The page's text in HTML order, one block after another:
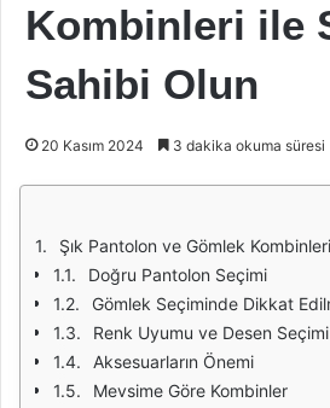
Kombinleri ile
Sahibi Olun
20 Kasım 2024 3 dakika okuma süresi
Şık Pantolon ve Gömlek
Doğru Pantolon Seçimi
Gömlek Seçiminde Dikkat
Renk Uyumu ve Desen Seçimi
Aksesuarların Önemi
Mevsime Göre Kombinler